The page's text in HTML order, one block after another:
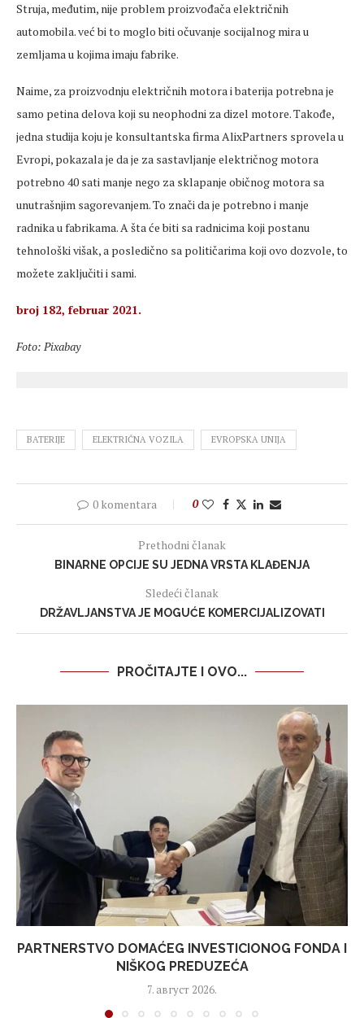
Struja, međutim, nije problem proizvođača električnih
automobila. već bi to moglo biti očuvanje socijalnog mira u
zemljama u kojima imaju fabrike.
Naime, za proizvodnju električnih motora i baterija potrebna je
samo petina delova koji su neophodni za dizel motore. Takođe,
jedna studija koju je konsultantska firma AlixPartners sprovela u
Evropi, pokazala je da je za sastavljanje električnog motora
potrebno 40 sati manje nego za sklapanje običnog motora sa
unutrašnjim sagorevanjem. To znači da je potrebno i manje
radnika u fabrikama. A šta će biti sa radnicima koji postanu
tehnološki višak, a posledično sa političarima koji ovo dozvole, to
možete zaključiti i sami.
broj 182, februar 2021.
Foto: Pixabay
BATERIJE ELEKTRIČNA VOZILA EVROPSKA UNIJA
0 komentara 0
Prethodni članak
BINARNE OPCIJE SU JEDNA VRSTA KLAĐENJA
Sledeći članak
DRŽAVLJANSTVA JE MOGUĆE KOMERCIJALIZOVATI
PROČITAJTE I OVO...
PARTNERSTVO DOMAĆEG INVESTICIONOG FONDA I
NIŠKOG PREDUZEĆA
7. август 2026.